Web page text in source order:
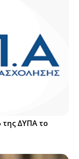
της ΔΥΠΑ το